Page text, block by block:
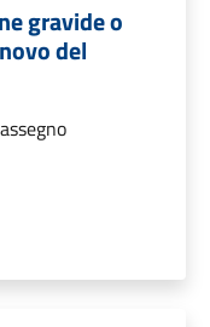
gravide o
del